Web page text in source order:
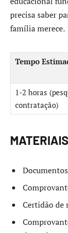
precisa saber
família merece.
Tempo
1-2 horas
contratação)
Certidão de